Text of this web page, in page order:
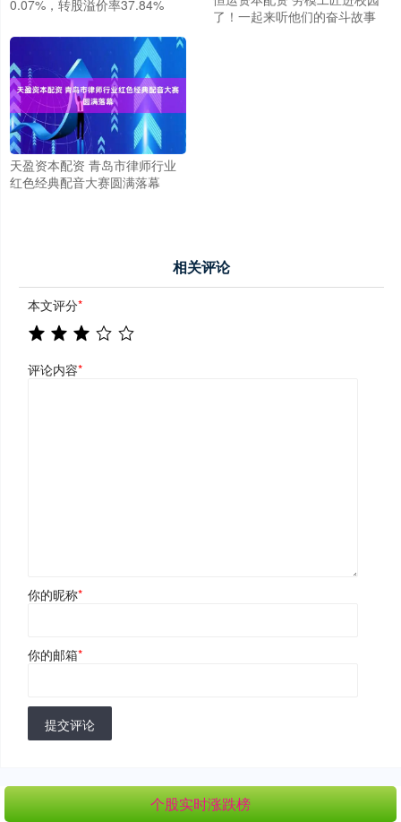
0.07%，转股溢价率37.84%
了！一起来听他们的奋斗故事
天盈资本配资 青岛市律师行业
红色经典配音大赛圆满落幕
相关评论
本文评分*
评论内容*
你的昵称*
你的邮箱*
提交评论
个股实时涨跌榜